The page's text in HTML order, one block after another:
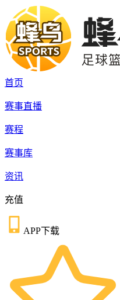
首页
赛事直播
赛程
赛事库
资讯
充值
APP下载